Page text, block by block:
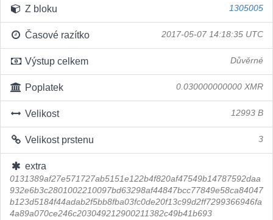
Z bloku 1305005
Časové razítko 2017-05-07 14:18:35 UTC
Výstup celkem Důvěrné
Poplatek 0.030000000000 XMR
Velikost 12993 B
Velikost prstenu 3
extra
0131389af27e571727ab5151e122b4f820af47549b14787592daa
932e6b3c2801002210097bd63298af44847bcc77849e58ca84047
b123d5184f44adab2f5bb8fba03fc0de20f13c99d2ff7299366946fa
4a89a070ce246c203049212900211382c49b41b693